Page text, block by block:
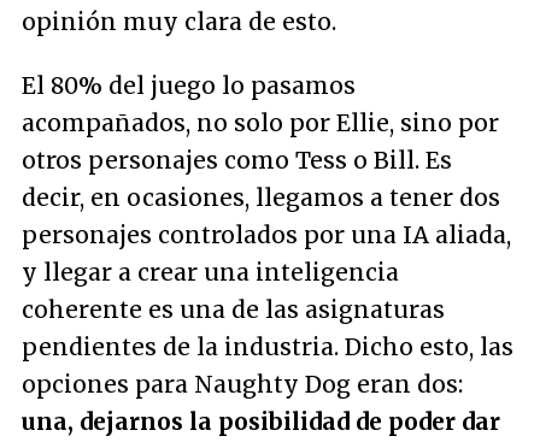
opinión muy clara de esto.
El 80% del juego lo pasamos
acompañados, no solo por Ellie, sino por
otros personajes como Tess o Bill. Es
decir, en ocasiones, llegamos a tener dos
personajes controlados por una IA aliada,
y llegar a crear una inteligencia
coherente es una de las asignaturas
pendientes de la industria. Dicho esto, las
opciones para Naughty Dog eran dos:
una, dejarnos la posibilidad de poder dar